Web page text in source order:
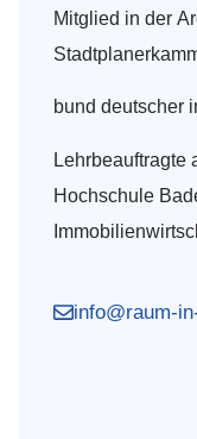
Mitglied in der
bund deutscher
Lehrbeauftragte
Hochschule
info@raum-